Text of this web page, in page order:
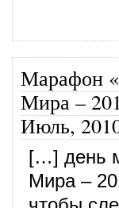
Марафон
Мира –
Июль,
[…] день
Мира –